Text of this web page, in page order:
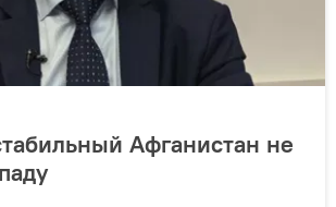
Афганистан не